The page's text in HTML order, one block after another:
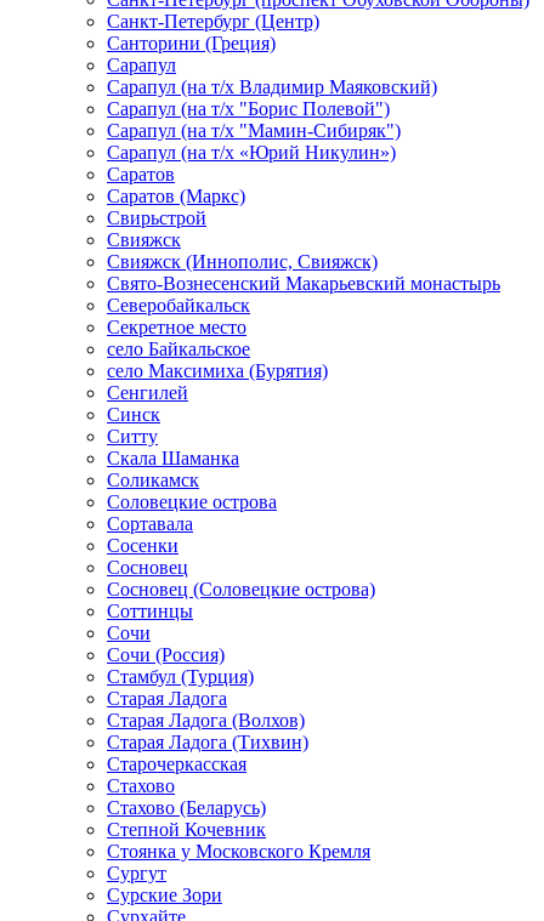
Санкт-Петербург (Центр)
Санторини (Греция)
Сарапул
Сарапул (на т/х Владимир Маяковский)
Сарапул (на т/х "Борис Полевой")
Сарапул (на т/х "Мамин-Сибиряк")
Сарапул (на т/х «Юрий Никулин»)
Саратов
Саратов (Маркс)
Свирьстрой
Свияжск
Свияжск (Иннополис, Свияжск)
Свято-Вознесенский Макарьевский монастырь
Северобайкальск
Секретное место
село Байкальское
село Максимиха (Бурятия)
Сенгилей
Синск
Ситту
Скала Шаманка
Соликамск
Соловецкие острова
Сортавала
Сосенки
Сосновец
Сосновец (Соловецкие острова)
Соттинцы
Сочи
Сочи (Россия)
Стамбул (Турция)
Старая Ладога
Старая Ладога (Волхов)
Старая Ладога (Тихвин)
Старочеркасская
Стахово
Стахово (Беларусь)
Степной Кочевник
Стоянка у Московского Кремля
Сургут
Сурские Зори
Сурхайте